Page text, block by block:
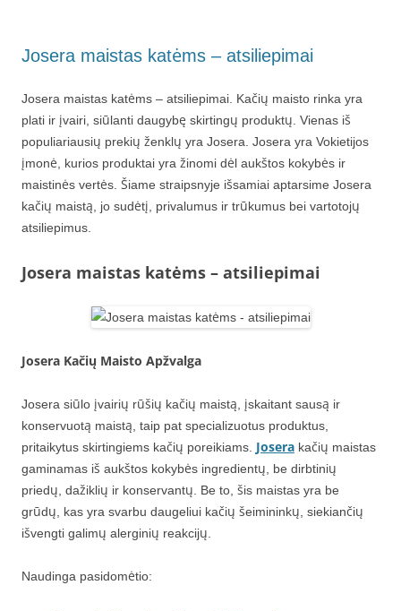
Josera maistas katėms – atsiliepimai
Josera maistas katėms – atsiliepimai. Kačių maisto rinka yra
plati ir įvairi, siūlanti daugybę skirtingų produktų. Vienas iš
populiariausių prekių ženklų yra Josera. Josera yra Vokietijos
įmonė, kurios produktai yra žinomi dėl aukštos kokybės ir
maistinės vertės. Šiame straipsnyje išsamiai aptarsime Josera
kačių maistą, jo sudėtį, privalumus ir trūkumus bei vartotojų
atsiliepimus.
Josera maistas katėms – atsiliepimai
Josera Kačių Maisto Apžvalga
Josera siūlo įvairių rūšių kačių maistą, įskaitant sausą ir
konservuotą maistą, taip pat specializuotus produktus,
pritaikytus skirtingiems kačių poreikiams. Josera kačių maistas
gaminamas iš aukštos kokybės ingredientų, be dirbtinių
priedų, dažiklių ir konservantų. Be to, šis maistas yra be
grūdų, kas yra svarbu daugeliui kačių šeimininkų, siekiančių
išvengti galimų alerginių reakcijų.
Naudinga pasidomėtio: